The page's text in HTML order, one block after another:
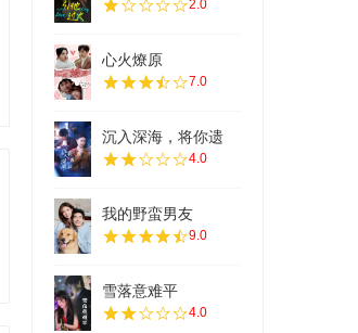
2.0
心火燎原
7.0
沉入深海，将你遗
4.0
我的野蛮男友
9.0
雪落意难平
4.0